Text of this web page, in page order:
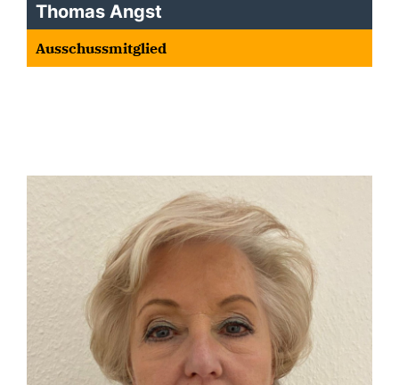
Thomas Angst
Ausschussmitglied